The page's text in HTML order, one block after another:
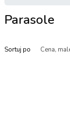
Parasole
Sortuj po